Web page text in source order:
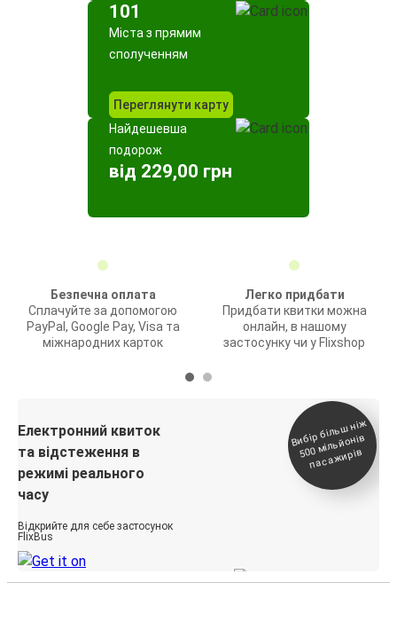
101
Міста з прямим
сполученням
Переглянути карту
Найдешевша
подорож
від 229,00 грн
Безпечна оплата
Сплачуйте за допомогою
PayPal, Google Pay, Visa та
міжнародних карток
Легко придбати
Придбати квитки можна
онлайн, в нашому
застосунку чи у Flixshop
Електронний квиток
та відстеження в
режимі реального
часу
Відкрийте для себе застосунок
FlixBus
Вибір біль
ш ні
ж
500
мільйонів
паса
жирів